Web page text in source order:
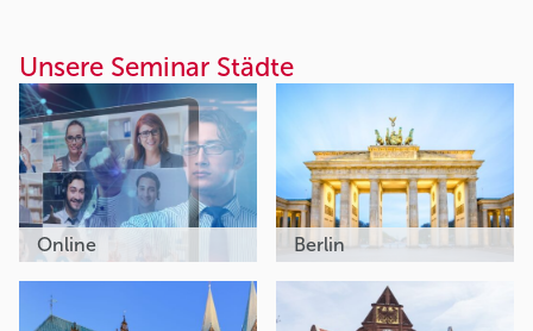
Unsere Seminar Städte
Online Berlin